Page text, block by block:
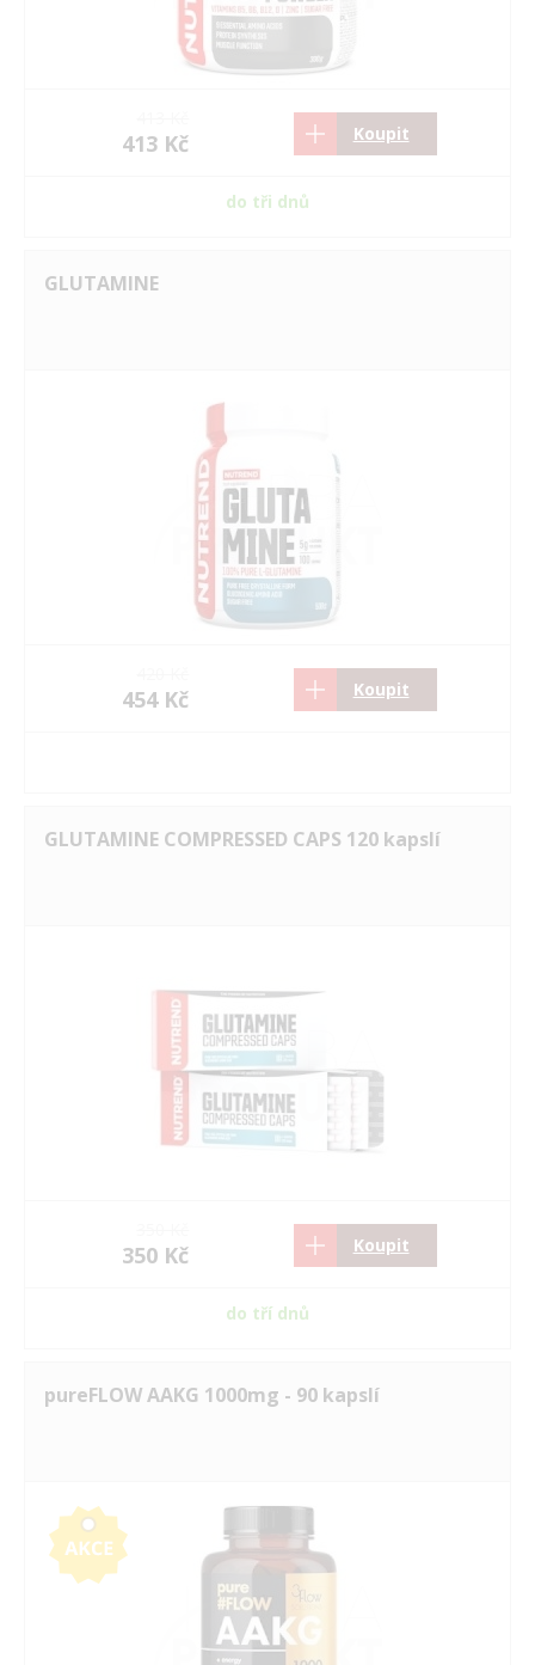
413 Kč Koupit
do tři dnů
GLUTAMINE
454 Kč Koupit
GLUTAMINE COMPRESSED CAPS 120 kapslí
350 Kč Koupit
do tří dnů
pureFLOW AAKG 1000mg - 90 kapslí